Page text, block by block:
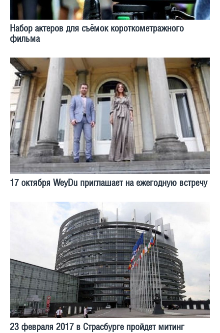
Набор актеров для съёмок короткометражного
фильма
17 октября WeyDu приглашает на ежегодную встречу
23 февраля 2017 в Страсбурге пройдет митинг